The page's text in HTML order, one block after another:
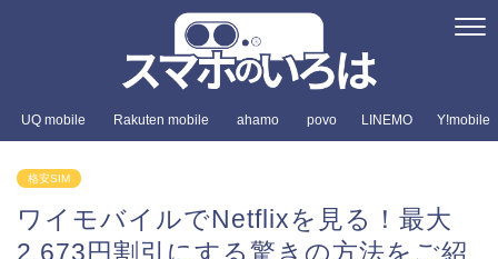
UQ mobile Rakuten mobile ahamo povo LINEMO Y!mobile
格安SIM
ワイモバイルでNetflixを見る！最大
2,673円割引にする驚きの方法をご紹